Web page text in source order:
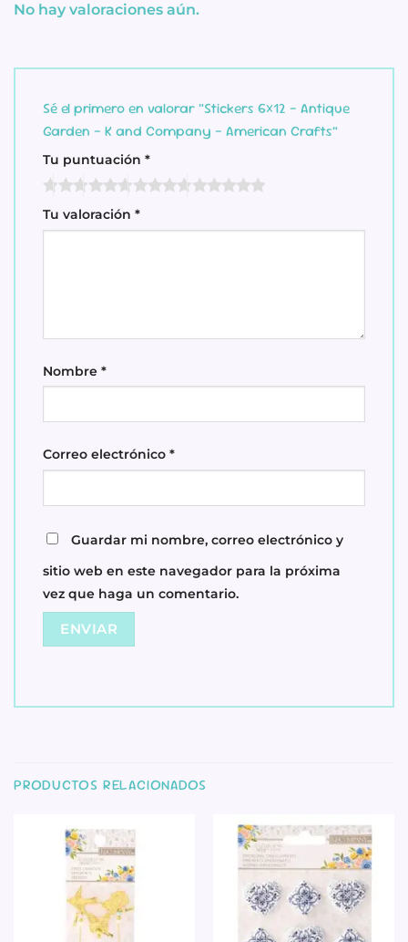
No hay valoraciones aún.
Sé el primero en valorar “Stickers 6×12 – Antique
Garden – K and Company – American Crafts”
Tu puntuación *
Tu valoración *
Nombre *
Correo electrónico *
Guardar mi nombre, correo electrónico y
sitio web en este navegador para la próxima
vez que haga un comentario.
PRODUCTOS RELACIONADOS